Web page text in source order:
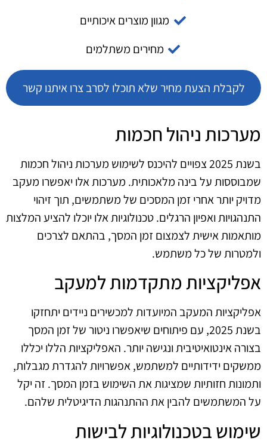
מגוון מוצרים איכותיים
מחירים משתלמים
לקבלת הצעת מחיר שלא תוכלו לסרב צרו איתנו קשר
מערכות ניהול חכמות
בשנת 2025 צפויים להיכנס לשימוש מערכות ניהול חכמות
שמבוססות על בינה מלאכותית. מערכות אלו יאפשרו מעקב
מדויק יותר אחרי זמן המסכים של משתמשים, תוך זיהוי
התנהגויות ואפיון הרגלים. טכנולוגיות אלו יוכלו להציע המלצות
מותאמות אישית לצמצום זמן המסך, בהתאם לצרכים
ולמטרות של כל משתמש.
אפליקציות מתקדמות למעקב
אפליקציות המעקב המיועדות למכשירים ניידים יתחזקו
בשנת 2025, עם פיתוחים שיאפשרו ניטור של זמן המסך
בצורה אינטואיטיבית ונגישה יותר. האפליקציות הללו יכללו
ממשקים ידידותיים למשתמש, אפשרויות להגדרת מגבלות,
ותמונות חזותיות שמציגות את השימוש בזמן המסך. זה יקל
על המשתמשים להבין את ההתנהגות הדיגיטלית שלהם.
שימוש בטכנולוגיות לבישות